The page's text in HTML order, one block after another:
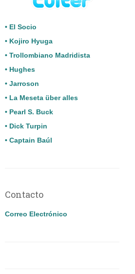
• El Socio
• Kojiro Hyuga
• Trollombiano Madridista
• Hughes
• Jarroson
• La Meseta über alles
• Pearl S. Buck
• Dick Turpin
• Captain Baúl
Contacto
Correo Electrónico